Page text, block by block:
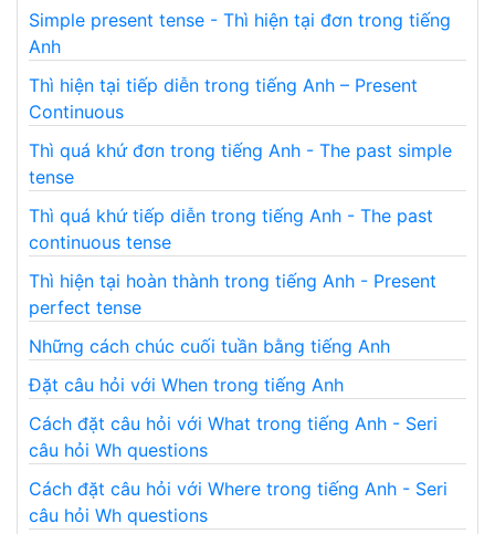
Simple present tense - Thì hiện tại đơn trong tiếng
Anh
Thì hiện tại tiếp diễn trong tiếng Anh – Present
Continuous
Thì quá khứ đơn trong tiếng Anh - The past simple
tense
Thì quá khứ tiếp diễn trong tiếng Anh - The past
continuous tense
Thì hiện tại hoàn thành trong tiếng Anh - Present
perfect tense
Những cách chúc cuối tuần bằng tiếng Anh
Đặt câu hỏi với When trong tiếng Anh
Cách đặt câu hỏi với What trong tiếng Anh - Seri
câu hỏi Wh questions
Cách đặt câu hỏi với Where trong tiếng Anh - Seri
câu hỏi Wh questions